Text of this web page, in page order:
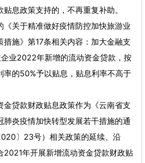
息政策支持的，不再重复补助。
《关于精准做好疫情防控加快旅游业
措施》第17条相关内容：加大金融支
业2022年新增的流动资金贷款，按
率的50%予以贴息，贴息利率不高于
金贷款财政贴息政策作为《云南省支
肺炎疫情加快转型发展若干措施的通
〕23号）相关政策的延续、沿
2021年开展新增流动资金贷款财政贴